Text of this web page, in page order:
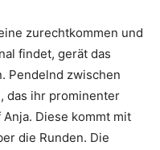
zurechtkommen und
findet, gerät das
Pendelnd zwischen
das ihr prominenter
Diese kommt mit
die Runden. Die